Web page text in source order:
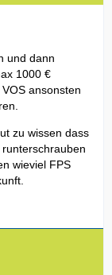
und dann
1000 €
ansonsten
zu wissen dass
wieviel FPS